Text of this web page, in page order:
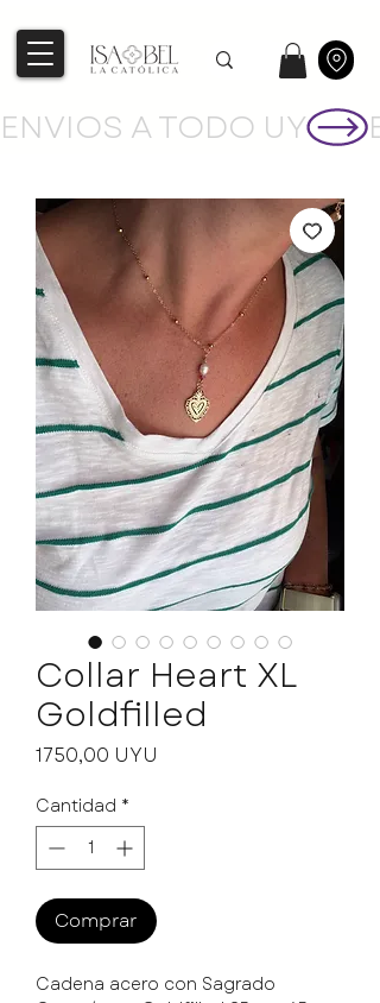
ENVIOS A TODO UY
Collar Heart XL
Goldfilled
1750,00 UYU
Cantidad *
Comprar
Cadena acero con Sagrado